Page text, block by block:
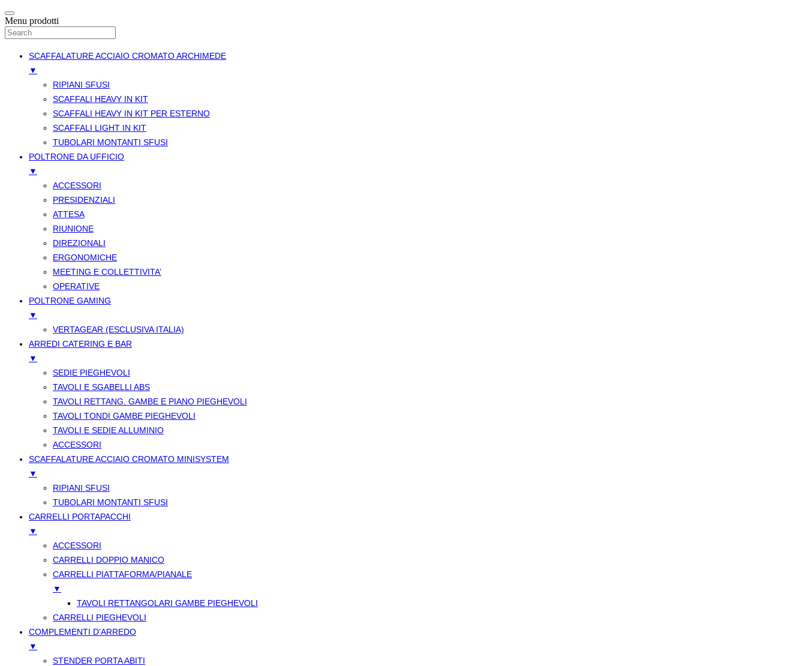
Menu prodotti
SCAFFALATURE ACCIAIO CROMATO ARCHIMEDE
▼
RIPIANI SFUSI
SCAFFALI HEAVY IN KIT
SCAFFALI HEAVY IN KIT PER ESTERNO
SCAFFALI LIGHT IN KIT
TUBOLARI MONTANTI SFUSI
POLTRONE DA UFFICIO
▼
ACCESSORI
PRESIDENZIALI
ATTESA
RIUNIONE
DIREZIONALI
ERGONOMICHE
MEETING E COLLETTIVITA’
OPERATIVE
POLTRONE GAMING
▼
VERTAGEAR (ESCLUSIVA ITALIA)
ARREDI CATERING E BAR
▼
SEDIE PIEGHEVOLI
TAVOLI E SGABELLI ABS
TAVOLI RETTANG. GAMBE E PIANO PIEGHEVOLI
TAVOLI TONDI GAMBE PIEGHEVOLI
TAVOLI E SEDIE ALLUMINIO
ACCESSORI
SCAFFALATURE ACCIAIO CROMATO MINISYSTEM
▼
RIPIANI SFUSI
TUBOLARI MONTANTI SFUSI
CARRELLI PORTAPACCHI
▼
ACCESSORI
CARRELLI DOPPIO MANICO
CARRELLI PIATTAFORMA/PIANALE
▼
TAVOLI RETTANGOLARI GAMBE PIEGHEVOLI
CARRELLI PIEGHEVOLI
COMPLEMENTI D’ARREDO
▼
STENDER PORTA ABITI